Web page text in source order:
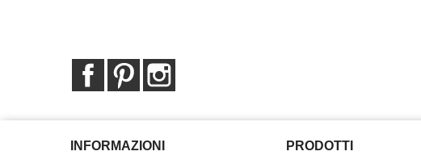
FacebookPinterest
INFORMAZIONI PRODOTTI